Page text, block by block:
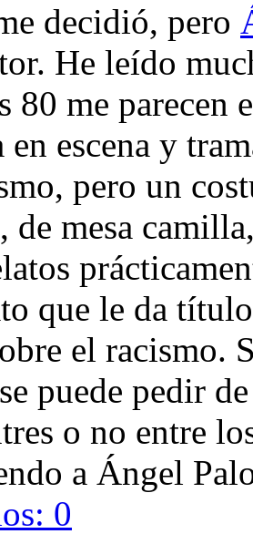
decidió, pero
He leído
80 me parecen
en escena y
pero un
de mesa
que le da
el racismo.
puede pedir
o no entre
a Ángel
0